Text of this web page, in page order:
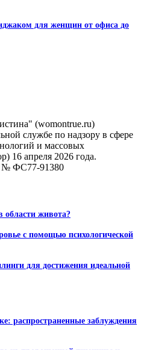
для женщин от офиса до
(womontrue.ru)
службе по надзору в сфере
и массовых
16 апреля 2026 года.
№ ФС77-91380
области живота?
с помощью психологической
для достижения идеальной
распространенные заблуждения